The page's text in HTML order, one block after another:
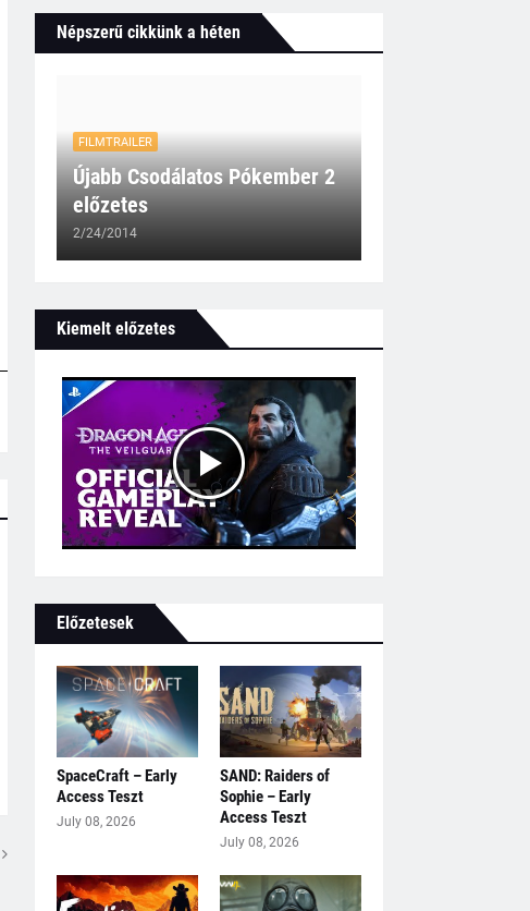
Népszerű cikkünk a héten
FILMTRAILER
Újabb Csodálatos Pókember 2
előzetes
2/24/2014
Kiemelt előzetes
Előzetesek
SpaceCraft – Early
Access Teszt
July 08, 2026
SAND: Raiders of
Sophie – Early
Access Teszt
July 08, 2026